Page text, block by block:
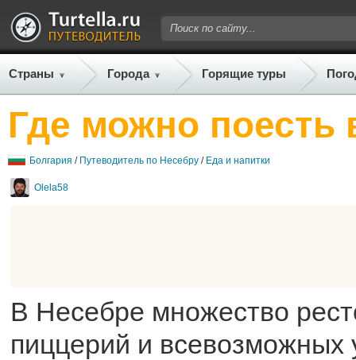
Страны Города Горящие туры
Где можно поесть
Болгария / Путеводитель по Несебру / Еда и напитки
Olela58
В Несебре множество
пиццерий и